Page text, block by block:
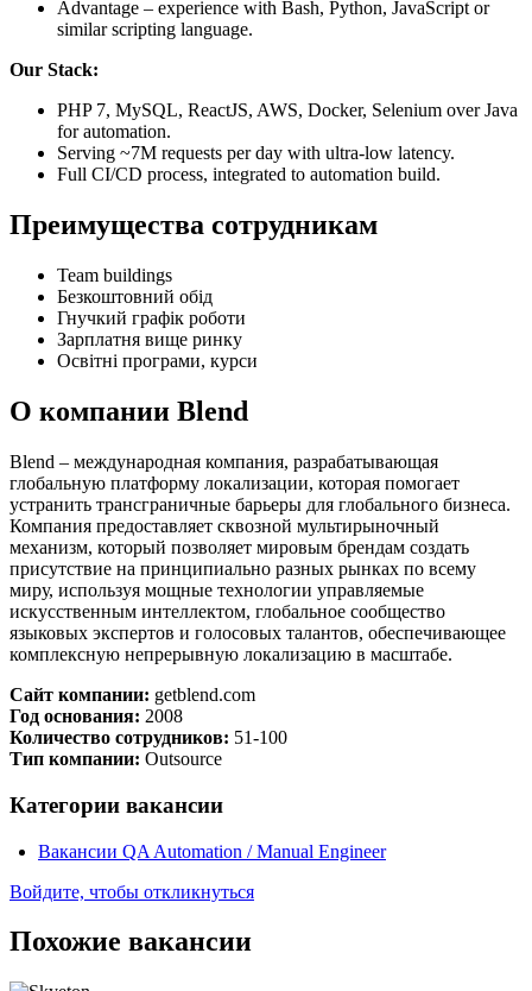
Advantage – experience with Bash, Python, JavaScript or
similar scripting language.
Our Stack:
PHP 7, MySQL, ReactJS, AWS, Docker, Selenium over Java
for automation.
Serving ~7M requests per day with ultra-low latency.
Full CI/CD process, integrated to automation build.
Преимущества сотрудникам
Team buildings
Безкоштовний обід
Гнучкий графік роботи
Зарплатня вище ринку
Освітні програми, курси
О компании Blend
Blend – международная компания, разрабатывающая
глобальную платформу локализации, которая помогает
устранить трансграничные барьеры для глобального бизнеса.
Компания предоставляет сквозной мультирыночный
механизм, который позволяет мировым брендам создать
присутствие на принципиально разных рынках по всему
миру, используя мощные технологии управляемые
искусственным интеллектом, глобальное сообщество
языковых экспертов и голосовых талантов, обеспечивающее
комплексную непрерывную локализацию в масштабе.
Сайт компании: getblend.com
Год основания: 2008
Количество сотрудников: 51-100
Тип компании: Outsource
Категории вакансии
Вакансии QA Automation / Manual Engineer
Войдите, чтобы откликнуться
Похожие вакансии